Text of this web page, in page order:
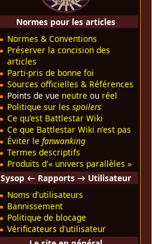
Normes pour les articles
Normes & Conventions
Préserver la concision des
articles
Parti-pris de bonne foi
Sources officielles & Références
Points de vue neutre ou réel
Politique sur les spoilers
Ce qu'est Battlestar Wiki
Ce que Battlestar Wiki n'est pas
Éviter le fanwanking
Termes descriptifs
Produits d'« univers parallèles »
Sysop ← Rapports → Utilisateur
Noms d'utilisateurs
Bannissement
Politique de blocage
Vérificateurs d'utilisateur